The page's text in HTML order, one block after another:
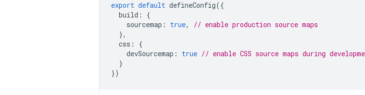
export default defineConfig({
build :
{
sourcemap : true,
// enable production source maps
},
css :
{
devSourcemap : true // enable CSS source maps during
}
})